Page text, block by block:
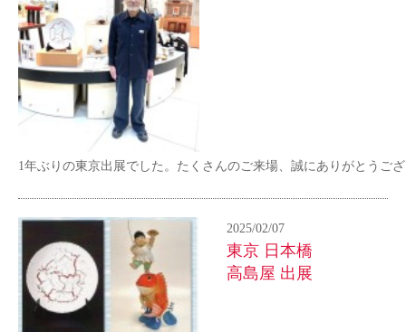
1年ぶりの東京出展でした。たくさんのご来場、誠にありがとうご
2025/02/07
東京 日本橋
高島屋 出展